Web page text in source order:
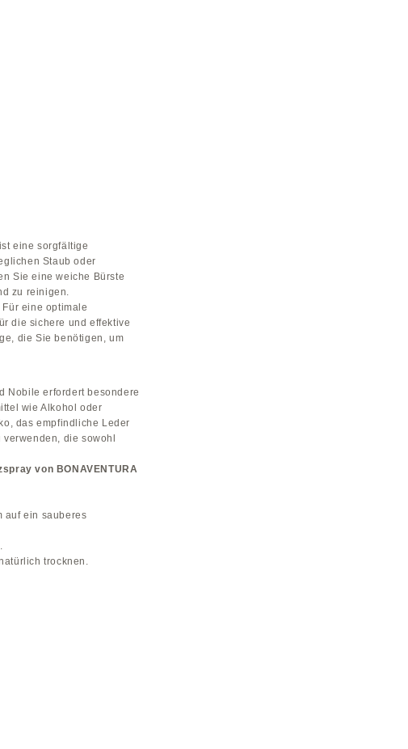
eine sorgfältige
Staub oder
Sie eine weiche Bürste
zu reinigen.
eine optimale
die sichere und effektive
die Sie benötigen, um
Nobile erfordert besondere
wie Alkohol oder
das empfindliche Leder
die sowohl
von BONAVENTURA
auf ein sauberes
trocknen.